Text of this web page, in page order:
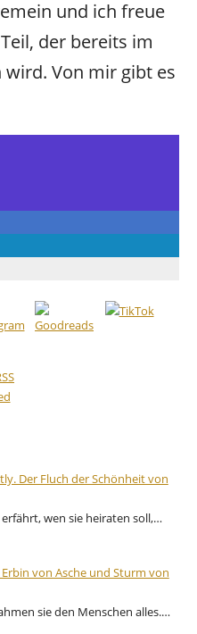
und ich freue
der bereits im
Von mir gibt es
Der Fluch der Schönheit von
wen sie heiraten soll,…
von Asche und Sturm von
sie den Menschen alles.…